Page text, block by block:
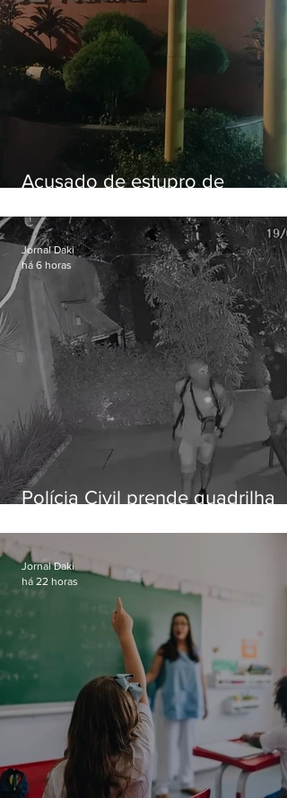
Acusado de estupro de
Polícia Civil prende quadrilha
residências de luxo no Rio
Jornal Daki
há 6 horas
Jornal Daki
há 22 horas